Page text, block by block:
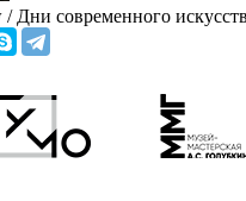
Дни современного